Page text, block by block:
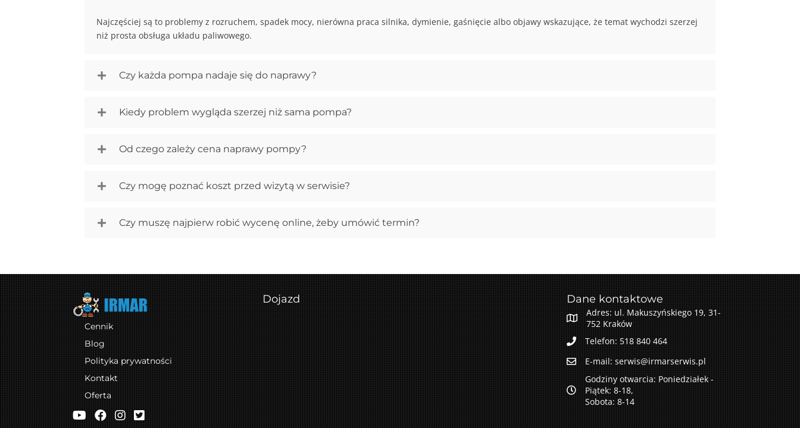
Najczęściej są to problemy z rozruchem, spadek mocy, nierówna praca silnika, dymienie, gaśnięcie albo objawy wskazujące, że temat wychodzi szerzej
niż prosta obsługa układu paliwowego.
Czy każda pompa nadaje się do naprawy?
Kiedy problem wygląda szerzej niż sama pompa?
Od czego zależy cena naprawy pompy?
Czy mogę poznać koszt przed wizytą w serwisie?
Czy muszę najpierw robić wycenę online, żeby umówić termin?
Cennik
Blog
Polityka prywatności
Kontakt
Oferta
IRMAR Serwis na YouTube
IRMAR Serwis na Facebooku
IRMAR Serwis na Instagramie
IRMAR Serwis na Twitterze
Dojazd Dane kontaktowe
Adres: ul. Makuszyńskiego 19, 31-
752 Kraków
Telefon: 518 840 464
E-mail: serwis@irmarserwis.pl
Godziny otwarcia: Poniedziałek -
Piątek: 8-18,
Sobota: 8-14